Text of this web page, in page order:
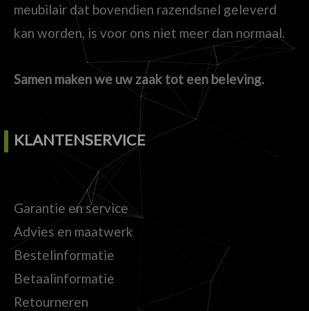
meubilair dat bovendien razendsnel geleverd
kan worden, is voor ons niet meer dan normaal.
Samen maken we uw zaak tot een beleving.
KLANTENSERVICE
Garantie en service
Advies en maatwerk
Bestelinformatie
Betaalinformatie
Retourneren